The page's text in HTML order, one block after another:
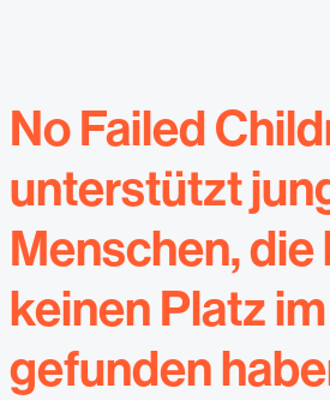
No Failed
unterstützt
Menschen, die
keinen Platz
gefunden